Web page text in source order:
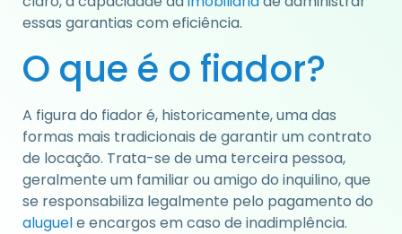
essas garantias com eficiência.
O que é o fiador?
A figura do fiador é, historicamente, uma das
formas mais tradicionais de garantir um contrato
de locação. Trata-se de uma terceira pessoa,
geralmente um familiar ou amigo do inquilino, que
se responsabiliza legalmente pelo pagamento do
aluguele encargos em caso de inadimplência.